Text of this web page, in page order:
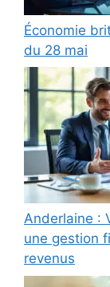
Économie
du 28 mai
Anderlaine :
une gestion
revenus